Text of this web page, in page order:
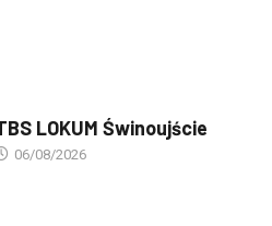
LOKUM Świnoujście
06/08/2026